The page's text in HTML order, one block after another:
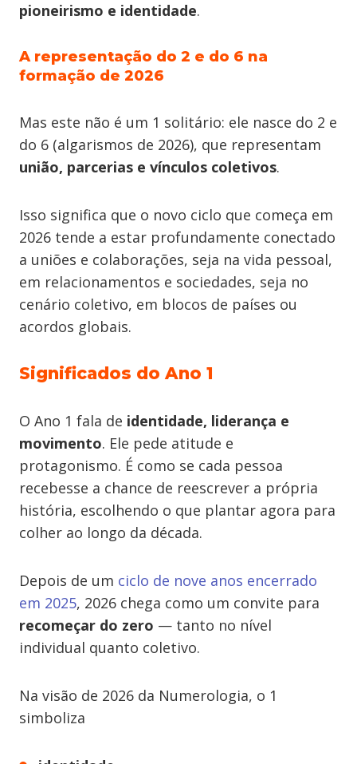
pioneirismo e identidade.
A representação do 2 e do 6 na
formação de 2026
Mas este não é um 1 solitário: ele nasce do 2 e
do 6 (algarismos de 2026), que representam
união, parcerias e vínculos coletivos.
Isso significa que o novo ciclo que começa em
2026 tende a estar profundamente conectado
a uniões e colaborações, seja na vida pessoal,
em relacionamentos e sociedades, seja no
cenário coletivo, em blocos de países ou
acordos globais.
Significados do Ano 1
O Ano 1 fala de identidade, liderança e
movimento. Ele pede atitude e
protagonismo. É como se cada pessoa
recebesse a chance de reescrever a própria
história, escolhendo o que plantar agora para
colher ao longo da década.
Depois de um ciclo de nove anos encerrado
em 2025, 2026 chega como um convite para
recomeçar do zero — tanto no nível
individual quanto coletivo.
Na visão de 2026 da Numerologia, o 1
simboliza